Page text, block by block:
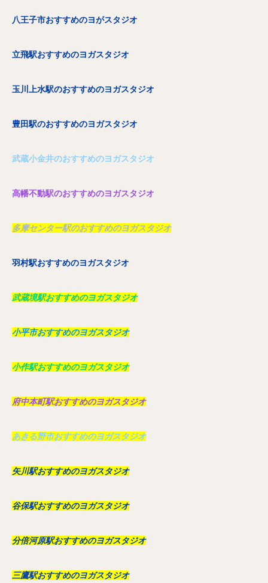
八王子市おすすめのヨがスタジオ
立飛駅おすすめのヨガスタジオ
玉川上水駅のおすすめのヨガスタジオ
豊田駅のおすすめのヨガスタジオ
武蔵小金井のおすすめのヨガスタジオ
高幡不動駅のおすすめのヨガスタジオ
多摩センター駅のおすすめのヨガスタジオ
羽村駅おすすめのヨガスタジオ
武蔵境駅おすすめのヨガスタジオ
小平市おすすめのヨガスタジオ
小作駅おすすめのヨガスタジオ
府中本町駅おすすめのヨガスタジオ
あきる野市おすすめのヨガスタジオ
矢川駅おすすめのヨガスタジオ
谷保駅おすすめのヨガスタジオ
分倍河原駅おすすめのヨガスタジオ
三鷹駅おすすめのヨガスタジオ